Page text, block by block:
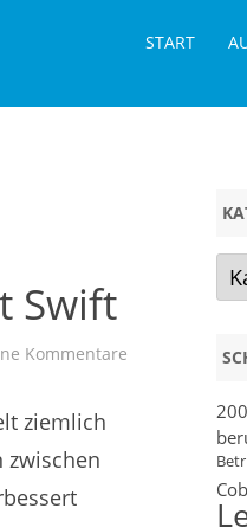
START
Swift
Kommentare
Programmieren
ziemlich